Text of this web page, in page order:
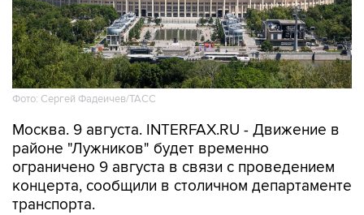
Фото: Сергей Фадеичев/ТАСС
Москва. 9 августа. INTERFAX.RU - Движение в
районе "Лужников" будет временно
ограничено 9 августа в связи с проведением
концерта, сообщили в столичном департаменте
транспорта.